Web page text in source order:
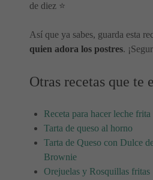
de diez ⭐
Así que ya sabes, guarda esta
quien adora los postres.
Otras recetas que te
Receta para hacer leche
Tarta de queso al horno
Tarta de Queso con Dulce
Brownie
Orejuelas y Rosquillas fritas